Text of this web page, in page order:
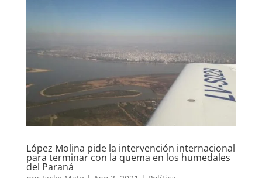
López Molina pide la intervención internacional
para terminar con la quema en los humedales
del Paraná